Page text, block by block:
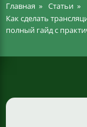
Главная
Статьи
Как сделать
полный гайд с